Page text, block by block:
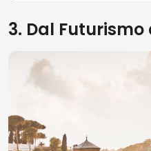
3. Dal